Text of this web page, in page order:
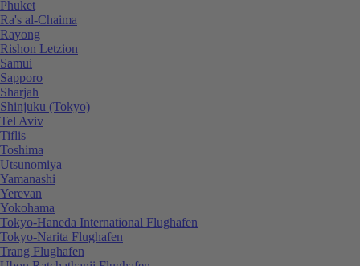
Phuket
Ra's al-Chaima
Rayong
Rishon Letzion
Samui
Sapporo
Sharjah
Shinjuku (Tokyo)
Tel Aviv
Tiflis
Toshima
Utsunomiya
Yamanashi
Yerevan
Yokohama
Tokyo-Haneda International Flughafen
Tokyo-Narita Flughafen
Trang Flughafen